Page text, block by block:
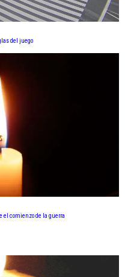
del juego
el comienzo de la guerra